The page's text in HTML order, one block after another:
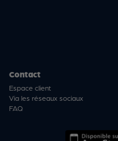
Contact
Espace client
Via les réseaux sociaux
FAQ